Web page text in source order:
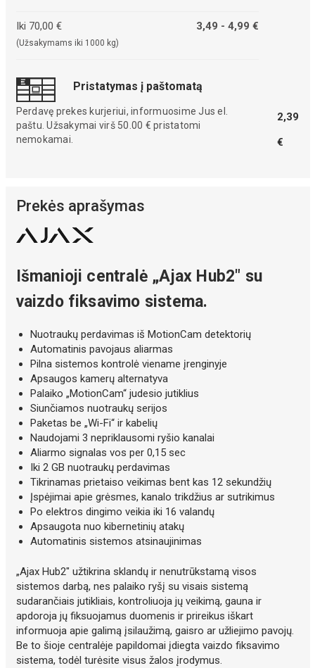
Iki 70,00 €
(Užsakymams iki 1000 kg)
3,49 - 4,99 €
Pristatymas į paštomatą
Perdavę prekes kurjeriui, informuosime Jus el.
paštu. Užsakymai virš 50.00 € pristatomi
nemokamai.
2,39
€
Prekės aprašymas
Išmanioji centralė „Ajax Hub2" su
vaizdo fiksavimo sistema.
Nuotraukų perdavimas iš MotionCam detektorių
Automatinis pavojaus aliarmas
Pilna sistemos kontrolė viename įrenginyje
Apsaugos kamerų alternatyva
Palaiko „MotionCam“ judesio jutiklius
Siunčiamos nuotraukų serijos
Paketas be „Wi-Fi“ ir kabelių
Naudojami 3 nepriklausomi ryšio kanalai
Aliarmo signalas vos per 0,15 sec
Iki 2 GB nuotraukų perdavimas
Tikrinamas prietaiso veikimas bent kas 12 sekundžių
Įspėjimai apie grėsmes, kanalo trikdžius ar sutrikimus
Po elektros dingimo veikia iki 16 valandų
Apsaugota nuo kibernetinių atakų
Automatinis sistemos atsinaujinimas
„Ajax Hub2" užtikrina sklandų ir nenutrūkstamą visos
sistemos darbą, nes palaiko ryšį su visais sistemą
sudarančiais jutikliais, kontroliuoja jų veikimą, gauna ir
apdoroja jų fiksuojamus duomenis ir prireikus iškart
informuoja apie galimą įsilaužimą, gaisro ar užliejimo pavojų.
Be to šioje centralėje papildomai įdiegta vaizdo fiksavimo
sistema, todėl turėsite visus žalos įrodymus.